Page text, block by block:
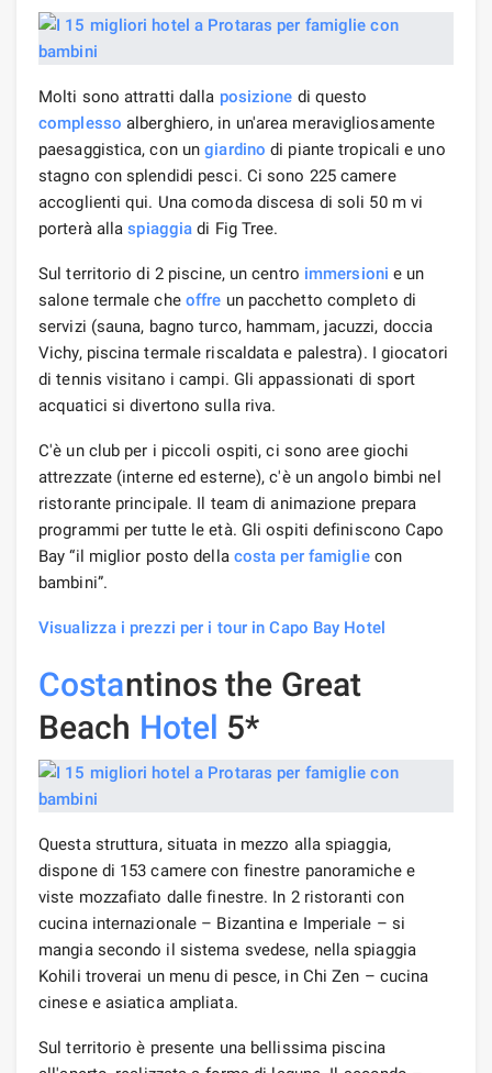
Molti sono attratti dalla posizione di questo
complesso alberghiero, in un'area meravigliosamente
paesaggistica, con ungiardino di piante tropicali e uno
stagno con splendidi pesci. Ci sono 225 camere
accoglienti qui. Una comoda discesa di soli 50 m vi
porterà allaspiaggia di Fig Tree.
Sul territorio di 2 piscine, un centro immersioni e un
salone termale che offre un pacchetto completo di
servizi (sauna, bagno turco, hammam, jacuzzi, doccia
Vichy, piscina termale riscaldata e palestra). I giocatori
di tennis visitano i campi. Gli appassionati di sport
acquatici si divertono sulla riva.
C'è un club per i piccoli ospiti, ci sono aree giochi
attrezzate (interne ed esterne), c'è un angolo bimbi nel
ristorante principale. Il team di animazione prepara
programmi per tutte le età. Gli ospiti definiscono Capo
Bay “il miglior posto della costa per famigliecon
bambini”.
Visualizza i prezzi per i tour in Capo Bay Hotel
Costantinos the Great
Beach Hotel 5*
Questa struttura, situata in mezzo alla spiaggia,
dispone di 153 camere con finestre panoramiche e
viste mozzafiato dalle finestre. In 2 ristoranti con
cucina internazionale – Bizantina e Imperiale – si
mangia secondo il sistema svedese, nella spiaggia
Kohili troverai un menu di pesce, in Chi Zen – cucina
cinese e asiatica ampliata.
Sul territorio è presente una bellissima piscina